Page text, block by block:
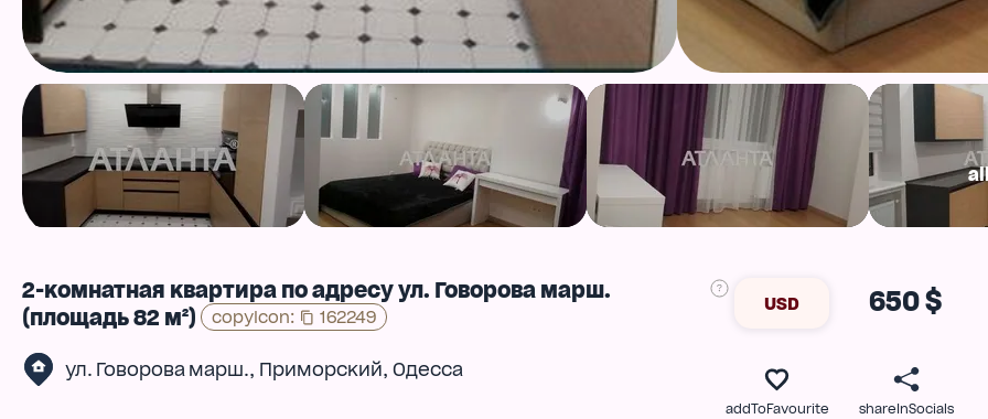
2-комнатная квартира по адресу ул. Говорова марш.
(площадь 82 м²)
copyIcon: 162249
ул. Говорова марш., Приморский, Одесса
USD 650 $
addToFavourite shareInSocials